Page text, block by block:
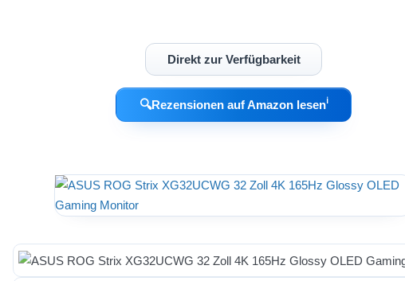
Direkt zur Verfügbarkeit
🔍Rezensionen auf Amazon lesenℹ︎